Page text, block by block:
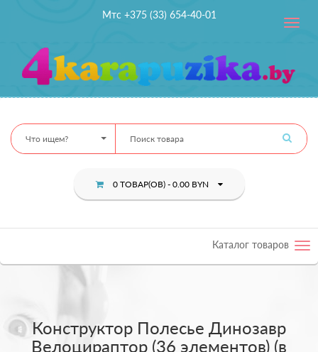
Мтс +375 (33) 654-40-01
Toggle
Что ищем?
0 ТОВАР(ОВ) - 0.00 BYN
Каталог товаров
Конструктор Полесье Динозавр
Велоцираптор (36 элементов) (в